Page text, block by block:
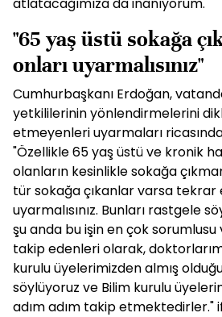
"65 yaş üstü sokağa
onları uyarmalısınız"
Cumhurbaşkanı Erdoğan,
yetkililerinin yönlendirmelerini
etmeyenleri uyarmaları
"Özellikle 65 yaş üstü ve kronik
olanların kesinlikle sokağa
tür sokağa çıkanlar varsa tekrar
uyarmalısınız. Bunları rastgele
şu anda bu işin en çok
takip edenleri olarak,
kurulu üyelerimizden almış
söylüyoruz ve Bilim kurulu
adım adım takip etmektedirler."